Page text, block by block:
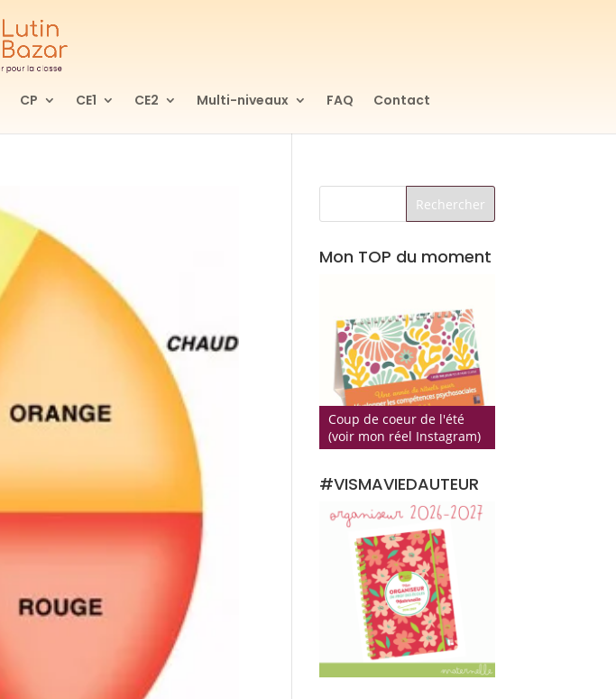
CP CE1 CE2 Multi-niveaux FAQ Contact
Mon TOP du moment
Coup de coeur de l'été
(voir mon réel Instagram)
#VISMAVIEDAUTEUR